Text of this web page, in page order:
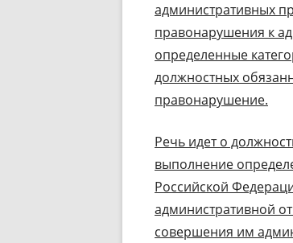
административных
правонарушения к
определенные
должностных
правонарушение.
Речь идет о
выполнение
Российской
административной
совершения им